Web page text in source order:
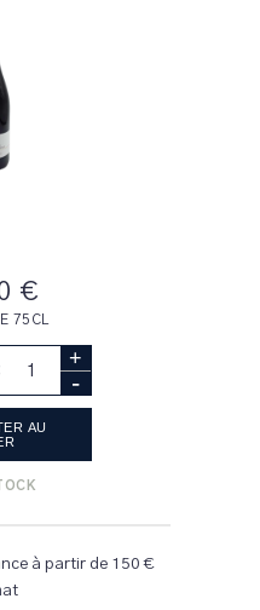
€
75CL
+
-
AU
à partir de 150 €